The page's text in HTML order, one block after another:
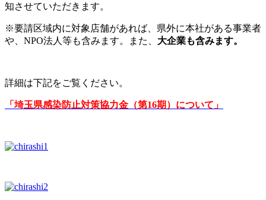
知させていただきます。
※要請区域内に対象店舗があれば、県外に本社がある事業者
や、NPO法人等も含みます。また、 大企業も含みます。
詳細は下記をご覧ください。
「埼玉県感染防止対策協力金（第16期）について」